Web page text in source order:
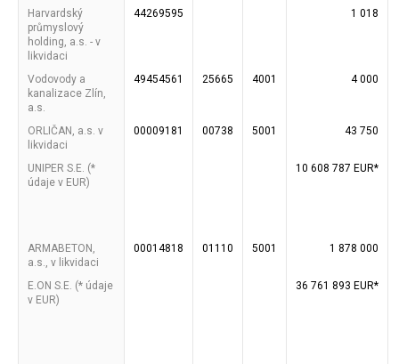
Harvardský
průmyslový
holding, a.s. - v
likvidaci
44269595 1 018
Vodovody a
kanalizace Zlín,
a.s.
49454561 25665 4001 4 000
ORLIČAN, a.s. v
likvidaci
00009181 00738 5001 43 750
UNIPER S.E. (*
údaje v EUR)
10 608 787 EUR*
ARMABETON,
a.s., v likvidaci
00014818 01110 5001 1 878 000
E.ON S.E. (* údaje
v EUR)
36 761 893 EUR*